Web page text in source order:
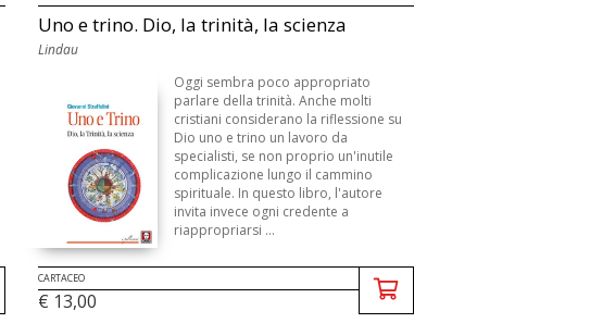
Uno e trino. Dio, la trinità, la scienza
Lindau
Oggi sembra poco appropriato
parlare della trinità. Anche molti
cristiani considerano la riflessione su
Dio uno e trino un lavoro da
specialisti, se non proprio un'inutile
complicazione lungo il cammino
spirituale. In questo libro, l'autore
invita invece ogni credente a
riappropriarsi ...
CARTACEO
€ 13,00